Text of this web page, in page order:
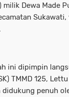
milik Dewa Made
ini dipimpin
TMMD 125,
penuh